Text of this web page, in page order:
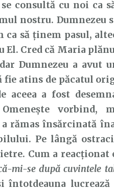
consultă cu noi ca
nostru. Dumnezeu
ca să ținem pasul,
Cred că Maria
Dumnezeu a avut
fie atins de păcatul
aceea a fost
Omenește
rămas însărcinată
Pe lângă
Cum a reacționat
mi-se după cuvintele